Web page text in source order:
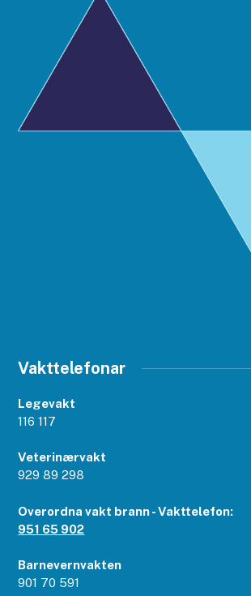
Vakttelefonar
Legevakt
116 117
Veterinærvakt
929 89 298
Overordna vakt brann - Vakttelefon:
951 65 902
Barnevernvakten
901 70 591